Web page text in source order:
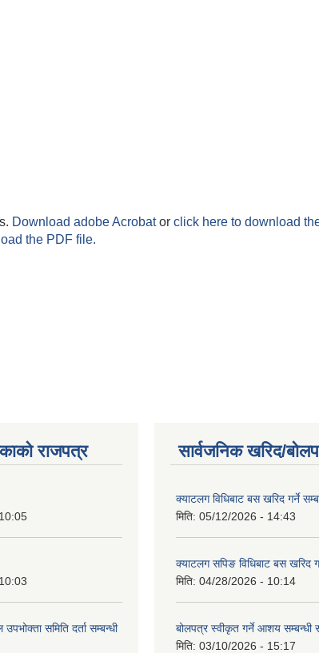
Download adobe Acrobator click here to download
the PDF file.
राजपत्र
समिति दर्ता सम्बन्धी
सार्वजनिक खरिद/
क्याटलग विधिबाट बस खरिद गर्ने
मिति: 05/12/2026 - 14:43
क्याटलग सपिङ विधिबाट बस खरिद
मिति: 04/28/2026 - 10:14
बोलपत्र स्वीकृत गर्ने आशय सम्बन्धी
मिति: 03/10/2026 - 15:17